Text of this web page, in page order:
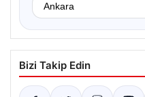
Bizi Takip Edin